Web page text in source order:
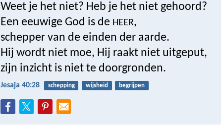
Weet je het niet? Heb je het niet gehoord?
Een eeuwige God is de HEER,
schepper van de einden der aarde.
Hij wordt niet moe, Hij raakt niet uitgeput,
zijn inzicht is niet te doorgronden.
Jesaja 40:28 schepping wijsheid begrijpen